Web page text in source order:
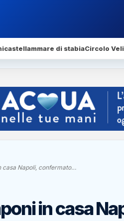
castellammare di stabiaCircolo
casa Napoli, confermato…
in casa